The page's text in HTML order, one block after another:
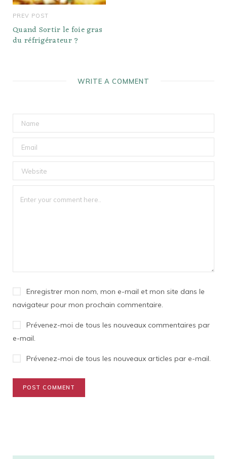
PREV POST
Quand Sortir le foie gras
du réfrigérateur ?
WRITE A COMMENT
Enregistrer mon nom, mon e-mail et mon site dans le
navigateur pour mon prochain commentaire.
Prévenez-moi de tous les nouveaux commentaires par
e-mail.
Prévenez-moi de tous les nouveaux articles par e-mail.